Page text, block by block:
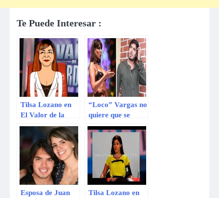
Te Puede Interesar :
Tilsa Lozano en
El Valor de la
Verdad: Difunden
versión animada
del programa
“Loco” Vargas no
quiere que se
emita El valor de
la verdad de Tilsa
Lozano
Esposa de Juan
Tilsa Lozano en